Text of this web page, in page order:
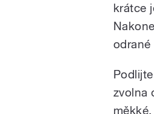
krátce
zvolna
měkké.